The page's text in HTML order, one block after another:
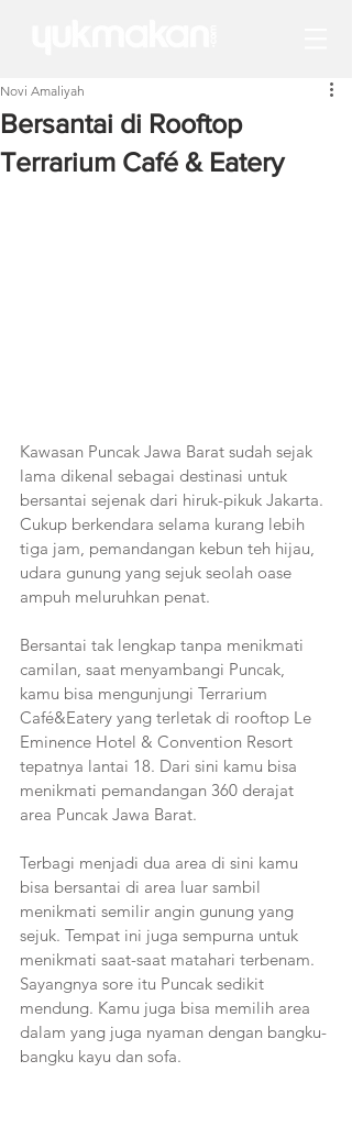
Bersantai di Rooftop
Terrarium Café & Eatery
Novi Amaliyah
Kawasan Puncak Jawa Barat sudah sejak
lama dikenal sebagai destinasi untuk
bersantai sejenak dari hiruk-pikuk Jakarta.
Cukup berkendara selama kurang lebih
tiga jam, pemandangan kebun teh hijau,
udara gunung yang sejuk seolah oase
ampuh meluruhkan penat.
Bersantai tak lengkap tanpa menikmati
camilan, saat menyambangi Puncak,
kamu bisa mengunjungi Terrarium
Café&Eatery yang terletak di rooftop Le
Eminence Hotel & Convention Resort
tepatnya lantai 18. Dari sini kamu bisa
menikmati pemandangan 360 derajat
area Puncak Jawa Barat.
Terbagi menjadi dua area di sini kamu
bisa bersantai di area luar sambil
menikmati semilir angin gunung yang
sejuk. Tempat ini juga sempurna untuk
menikmati saat-saat matahari terbenam.
Sayangnya sore itu Puncak sedikit
mendung. Kamu juga bisa memilih area
dalam yang juga nyaman dengan bangku-
bangku kayu dan sofa.